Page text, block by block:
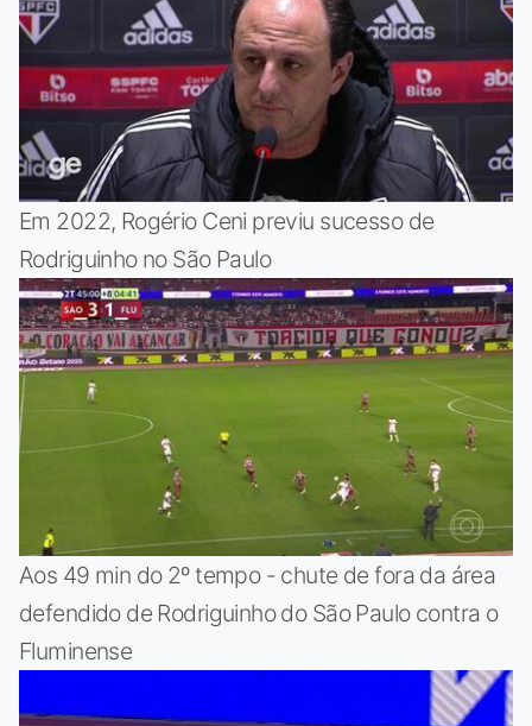
Em 2022, Rogério Ceni previu sucesso de
Rodriguinho no São Paulo
Aos 49 min do 2º tempo - chute de fora da área
defendido de Rodriguinho do São Paulo contra o
Fluminense